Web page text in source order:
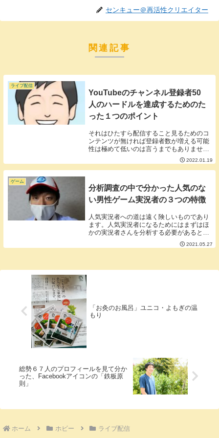
センキュー＠再活性クリエイター
関連記事
ライブ配信
YouTubeのチャンネル登録者50
人のハードルを達成するためのた
った１つのポイント
それはひたすら配信すること見るためのコ
ンテンツが無ければ登録者数が増える可能
性は極めて低いのは言うまでもありませ
ん。できるだけ頻繁に時間をなるべく作っ
て配信し視聴者さんが来てくれるチャンス
を増やしましょう。ただし、頑張りすぎな
2022.01.19
ゲーム
分析調査の中で分かった人気のな
い男性ゲーム実況者の３つの特徴
人気実況者への道は遠く険しいものであり
ます。人気実況者になるためにはまずはほ
かの実況者さんを分析する必要があると思
います。なので今回はほかの実況者様の配
信にお邪魔してその時に見えてきたことを
2021.05.27
「お灸のお風呂」ユニコ・よもぎの温
もり
総勢６７人のプロフィールを見て分か
った、Facebookアイコンの「鉄板原
則」
ホーム ホビー ライブ配信